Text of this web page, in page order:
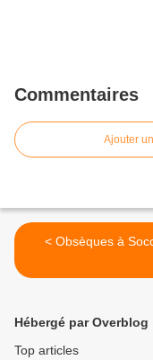
Commentaires
Ajouter
< Obsèques à
Hébergé par Overblog
Top articles